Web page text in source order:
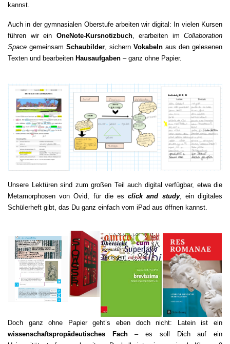
kannst.
Auch in der gymnasialen Oberstufe arbeiten wir digital: In vielen Kursen
führen wir ein OneNote-Kursnotizbuch, erarbeiten im Collaboration
Space gemeinsam Schaubilder , sichern Vokabeln aus den gelesenen
Texten und bearbeiten Hausaufgaben – ganz ohne Papier.
Unsere Lektüren sind zum großen Teil auch digital verfügbar, etwa die
Metamorphosen von Ovid, für die esclick and study, ein digitales
Schülerheft gibt, das Du ganz einfach vom iPad aus öffnen kannst.
Doch ganz ohne Papier geht’s eben doch nicht: Latein ist ein
wissenschaftspropädeutisches Fach– es soll Dich auf ein